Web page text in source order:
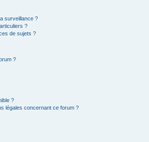
surveillance ?
?
de sujets ?
?
?
légales concernant ce forum ?